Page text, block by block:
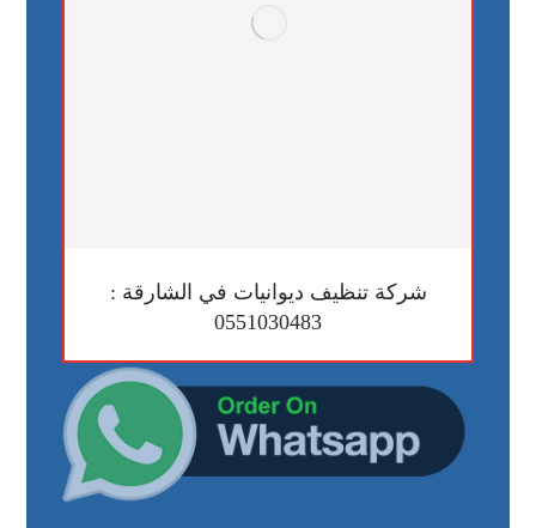
شركة تنظيف ديوانيات في الشارقة :
0551030483